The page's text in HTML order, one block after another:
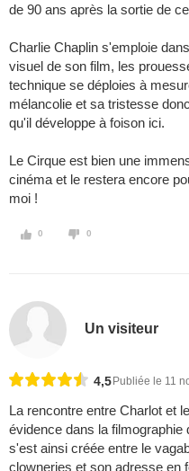
de 90 ans après la sortie de
Charlie Chaplin s'emploie
visuel de son film, les
technique se déploies à
mélancolie et sa tristesse
qu'il développe à foison ici.
Le Cirque est bien une
cinéma et le restera encore
moi !
0 0
Un visiteur
4,5 Publiée le 11
La rencontre entre Charlot et
évidence dans la
s'est ainsi créée entre le
clowneries et son adresse en